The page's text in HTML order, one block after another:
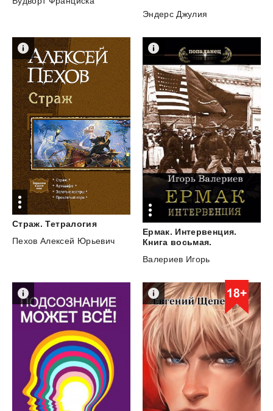
Эндерс Джулия
Страж. Тетралогия
Пехов Алексей Юрьевич
Ермак. Интервенция.
Книга восьмая.
Валериев Игорь